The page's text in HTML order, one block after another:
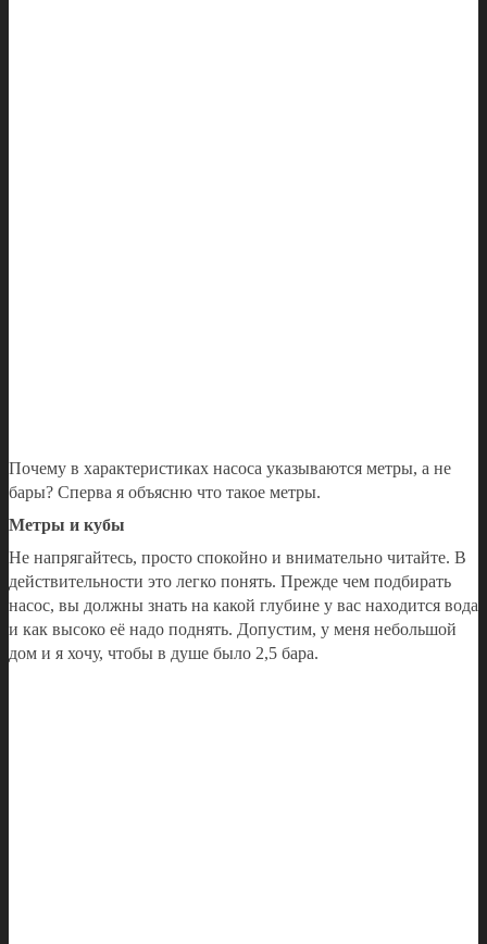
Почему в характеристиках насоса указываются метры, а не
бары? Сперва я объясню что такое метры.
Метры и кубы
Не напрягайтесь, просто спокойно и внимательно читайте. В
действительности это легко понять. Прежде чем подбирать
насос, вы должны знать на какой глубине у вас находится вода
и как высоко её надо поднять. Допустим, у меня небольшой
дом и я хочу, чтобы в душе было 2,5 бара.